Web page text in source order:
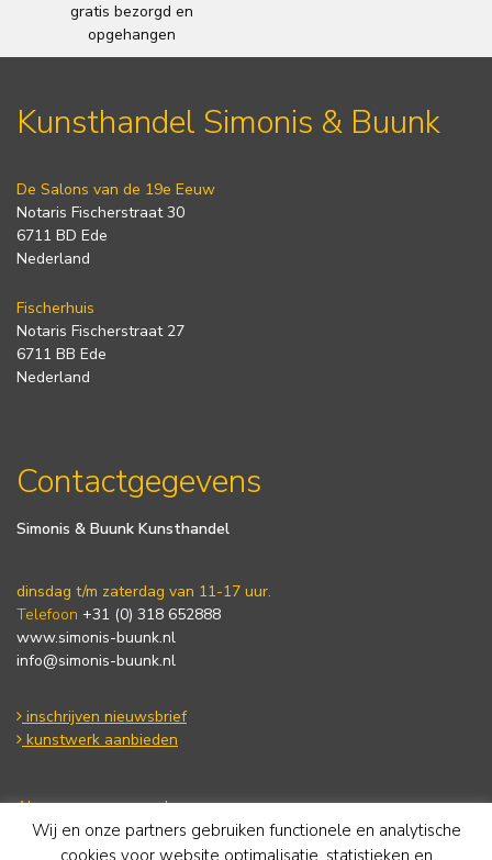
gratis bezorgd en
opgehangen
Kunsthandel Simonis & Buunk
De Salons van de 19e Eeuw
Notaris Fischerstraat 30
6711 BD Ede
Nederland
Fischerhuis
Notaris Fischerstraat 27
6711 BB Ede
Nederland
Contactgegevens
Simonis & Buunk Kunsthandel
dinsdag t/m zaterdag van 11-17 uur.
Telefoon +31 (0) 318 652888
www.simonis-buunk.nl
info@simonis-buunk.nl
inschrijven nieuwsbrief
kunstwerk aanbieden
Algemene voorwaarden
Privacy statement
Cookie Policy
Wij en onze partners gebruiken functionele en analytische
cookies voor website optimalisatie, statistieken en